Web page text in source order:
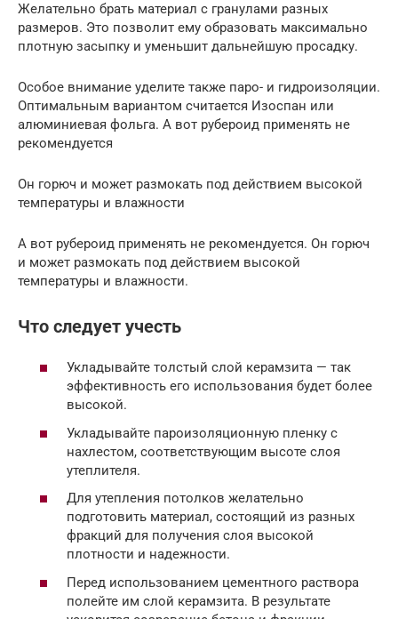
Желательно брать материал с гранулами разных
размеров. Это позволит ему образовать максимально
плотную засыпку и уменьшит дальнейшую просадку.
Особое внимание уделите также паро- и гидроизоляции.
Оптимальным вариантом считается Изоспан или
алюминиевая фольга. А вот рубероид применять не
рекомендуется
Он горюч и может размокать под действием высокой
температуры и влажности
А вот рубероид применять не рекомендуется. Он горюч
и может размокать под действием высокой
температуры и влажности.
Что следует учесть
Укладывайте толстый слой керамзита — так
эффективность его использования будет более
высокой.
Укладывайте пароизоляционную пленку с
нахлестом, соответствующим высоте слоя
утеплителя.
Для утепления потолков желательно
подготовить материал, состоящий из разных
фракций для получения слоя высокой
плотности и надежности.
Перед использованием цементного раствора
полейте им слой керамзита. В результате